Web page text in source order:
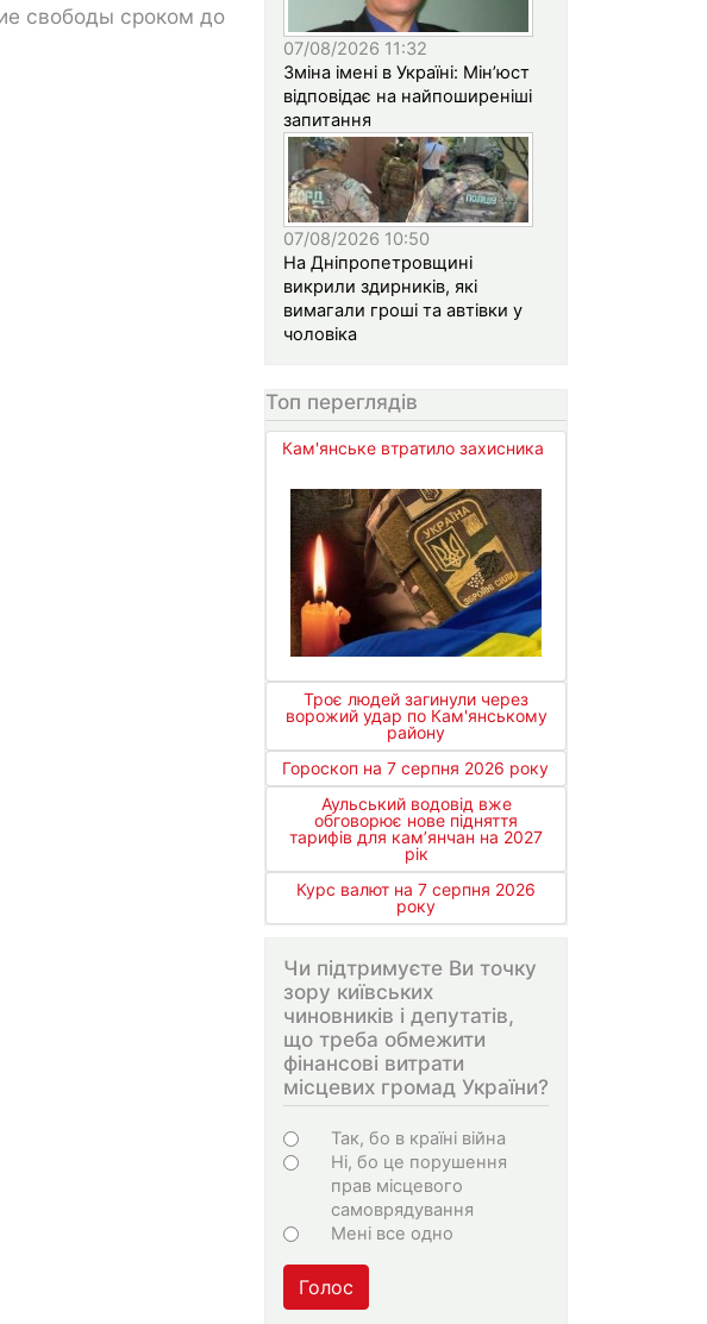
свободы сроком до
07/08/2026 11:32
Зміна імені в Україні: Мін’юст
відповідає на найпоширеніші
запитання
07/08/2026 10:50
На Дніпропетровщині
викрили здирників, які
вимагали гроші та автівки у
чоловіка
Топ переглядів
Кам'янське втратило захисника
Троє людей загинули через
ворожий удар по Кам'янському
району
Гороскоп на 7 серпня 2026 року
Аульський водовід вже
обговорює нове підняття
тарифів для кам’янчан на 2027
рік
Курс валют на 7 серпня 2026
року
Чи підтримуєте Ви точку
зору київських
чиновників і депутатів,
що треба обмежити
фінансові витрати
місцевих громад України?
Choices
Так, бо в країні війна
Ні, бо це порушення
прав місцевого
самоврядування
Мені все одно
Голос